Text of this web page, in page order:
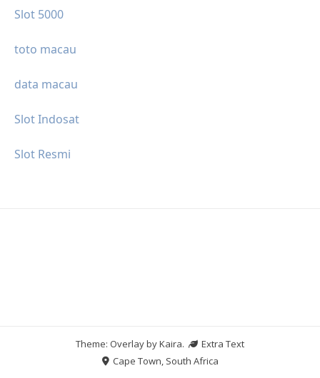
Slot 5000
toto macau
data macau
Slot Indosat
Slot Resmi
Theme: Overlay byKaira.
Extra Text
Cape Town, South Africa